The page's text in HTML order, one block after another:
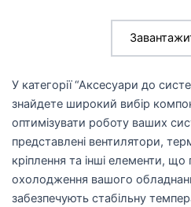
У категорії “Аксесуари до
знайдете широкий вибір
оптимізувати роботу ваших
представлені вентилятори,
кріплення та інші елементи,
охолодження вашого
забезпечують стабільну